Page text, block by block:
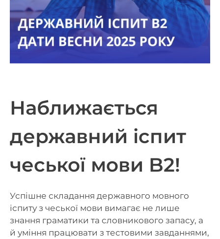
Наближається
державний іспит
чеської мови B2!
Успішне складання державного мовного
іспиту з чеської мови вимагає не лише
знання граматики та словникового запасу, а
й уміння працювати з тестовими завданнями,